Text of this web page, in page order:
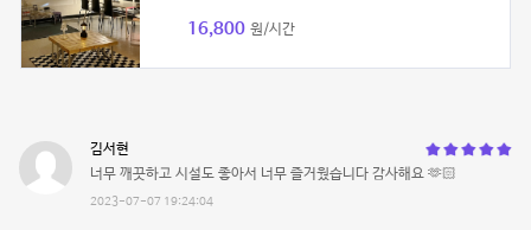
16,800 원/시간
김서현
너무 깨끗하고 시설도 좋아서 너무 즐거웠습니다 감사해요 🫶🏻
2023-07-07 19:24:04